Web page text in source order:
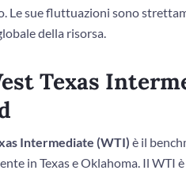
Le sue fluttuazioni sono
della risorsa.
Texas
Intermediate (WTI) è il
in Texas e Oklahoma. Il WTI